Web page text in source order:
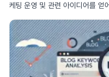
케팅 운영 및 관련 아이디어를 얻